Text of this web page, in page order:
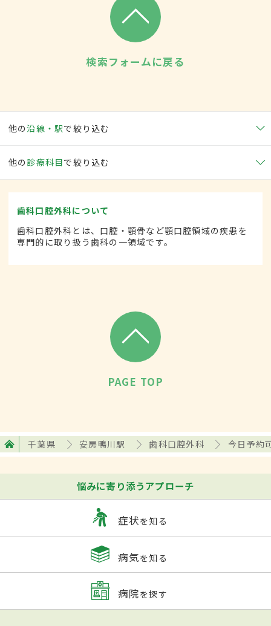
検索フォームに戻る
他の沿線・駅で絞り込む
他の 診療科目で絞り込む
歯科口腔外科について
歯科口腔外科とは、口腔・顎骨など顎口腔領域の疾患を
専門的に取り扱う歯科の一領域です。
PAGE TOP
千葉県 安房鴨川駅 歯科口腔外科 今日予約
悩みに寄り添うアプローチ
症状を知る
病気を知る
病院を探す